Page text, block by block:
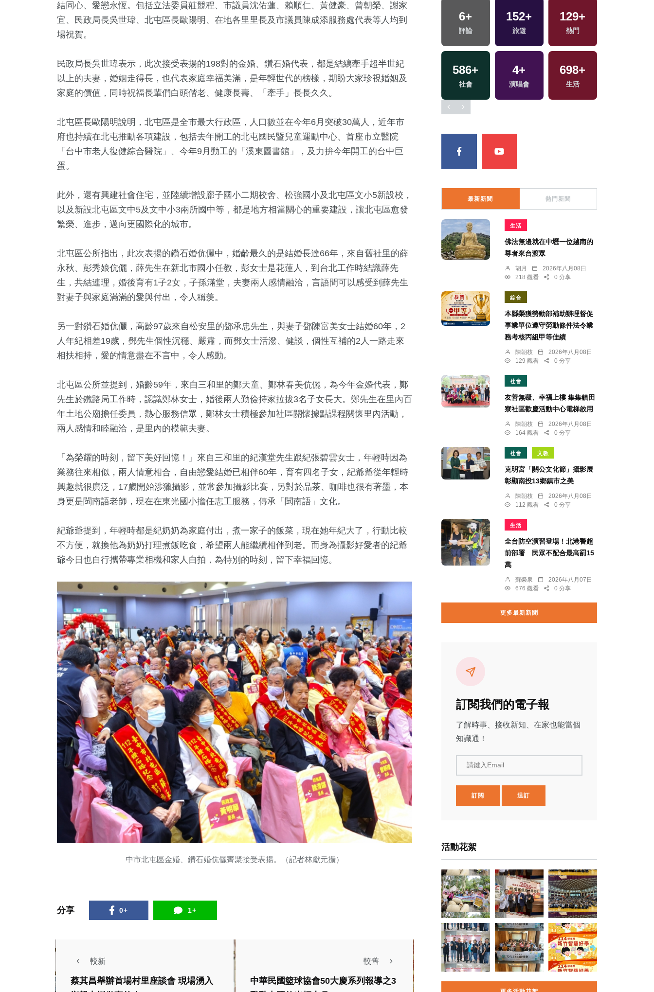
結同心、愛戀永恆。包括立法委員莊競程、市議員沈佑蓮、賴順仁、黃健豪、曾朝榮、謝家
宜、民政局長吳世瑋、北屯區長歐陽明、在地各里里長及市議員陳成添服務處代表等人均到
場祝賀。
民政局長吳世瑋表示，此次接受表揚的198對的金婚、鑽石婚代表，都是結縭牽手超半世紀
以上的夫妻，婚姻走得長，也代表家庭幸福美滿，是年輕世代的榜樣，期盼大家珍視婚姻及
家庭的價值，同時祝福長輩們白頭偕老、健康長壽、「牽手」長長久久。
北屯區長歐陽明說明，北屯區是全市最大行政區，人口數並在今年6月突破30萬人，近年市
府也持續在北屯推動各項建設，包括去年開工的北屯國民暨兒童運動中心、首座市立醫院
「台中市老人復健綜合醫院」、今年9月動工的「溪東圖書館」，及力拚今年開工的台中巨
蛋。
此外，還有興建社會住宅，並陸續增設廍子國小二期校舍、松強國小及北屯區文小5新設校，
以及新設北屯區文中5及文中小3兩所國中等，都是地方相當關心的重要建設，讓北屯區愈發
繁榮、進步，邁向更國際化的城市。
北屯區公所指出，此次表揚的鑽石婚伉儷中，婚齡最久的是結婚長達66年，來自舊社里的薛
永秋、彭秀娘伉儷，薛先生在新北市國小任教，彭女士是花蓮人，到台北工作時結識薛先
生，共結連理，婚後育有1子2女，子孫滿堂，夫妻兩人感情融洽，言語間可以感受到薛先生
對妻子與家庭滿滿的愛與付出，令人稱羡。
另一對鑽石婚伉儷，高齡97歲來自松安里的鄧承忠先生，與妻子鄧陳富美女士結婚60年，2
人年紀相差19歲，鄧先生個性沉穩、嚴肅，而鄧女士活潑、健談，個性互補的2人一路走來
相扶相持，愛的情意盡在不言中，令人感動。
北屯區公所並提到，婚齡59年，來自三和里的鄭天童、鄭林春美伉儷，為今年金婚代表，鄭
先生於鐵路局工作時，認識鄭林女士，婚後兩人勤儉持家拉拔3名子女長大。鄭先生在里內百
年土地公廟擔任委員，熱心服務信眾，鄭林女士積極參加社區關懷據點課程關懷里內活動，
兩人感情和睦融洽，是里內的模範夫妻。
「為榮耀的時刻，留下美好回憶！」來自三和里的紀漢堂先生跟紀張碧雲女士，年輕時因為
業務往來相似，兩人情意相合，自由戀愛結婚已相伴60年，育有四名子女，紀爺爺從年輕時
興趣就很廣泛，17歲開始涉獵攝影，並常參加攝影比賽，另對於品茶、咖啡也很有著墨，本
身更是閩南語老師，現在在東光國小擔任志工服務，傳承「閩南語」文化。
紀爺爺提到，年輕時都是紀奶奶為家庭付出，煮一家子的飯菜，現在她年紀大了，行動比較
不方便，就換他為奶奶打理煮飯吃食，希望兩人能繼續相伴到老。而身為攝影好愛者的紀爺
爺今日也自行攜帶專業相機和家人自拍，為特別的時刻，留下幸福回憶。
中市北屯區金婚、鑽石婚伉儷齊聚接受表揚。（記者林獻元攝）
分享 0+ 1+
較新
蔡其昌舉辦首場村里座談會 現場湧入
較舊
中華民國籃球協會50大慶系列報導之3
+
兩岸藝苑天地
292+
469+
政治
1+
兩岸佛教文化交
流專區
9+ 110 + 299+ 5+
16+
兩岸道教文化交
流專區
1+
福建林公信俗文
2024總統大選
6+
評論
152+
旅遊
129+
熱門
586+
社會
4+
演唱會
698+
生活
最新新聞 熱門新聞
生活
佛法無邊就在中壢一位越南的
尊者來台渡眾
胡月
2026年八月08日
218 觀看
0 分享
綜合
本縣榮獲勞動部補助辦理督促
事業單位遵守勞動條件法令業
務考核丙組甲等佳績
陳朝枝
2026年八月08日
129 觀看
0 分享
社會
友善無礙、幸福上樓 集集鎮田
寮社區歡慶活動中心電梯啟用
陳朝枝
2026年八月08日
164 觀看
0 分享
社會 文教
克明宮「關公文化節」攝影展
彰顯南投13鄉鎮市之美
陳朝枝
2026年八月08日
112 觀看
0 分享
生活
全台防空演習登場！北港警超
前部署 民眾不配合最高罰15
萬
蘇榮泉
2026年八月07日
676 觀看
0 分享
更多最新新聞
訂閱我們的電子報
了解時事、接收新知、在家也能當個
知識通！
請鍵入Email
訂閱 退訂
活動花絮